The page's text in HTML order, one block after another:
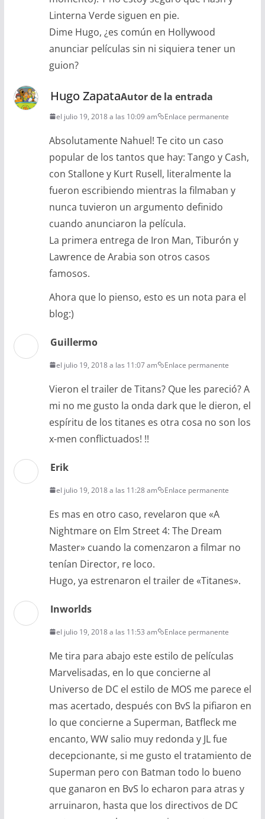
Linterna Verde siguen en pie.
Dime Hugo, ¿es común en Hollywood
anunciar películas sin ni siquiera tener un
guion?
Hugo ZapataAutor de la entrada
el julio 19, 2018 a las 10:09 am Enlace permanente
Absolutamente Nahuel! Te cito un caso
popular de los tantos que hay: Tango y Cash,
con Stallone y Kurt Rusell, literalmente la
fueron escribiendo mientras la filmaban y
nunca tuvieron un argumento definido
cuando anunciaron la película.
La primera entrega de Iron Man, Tiburón y
Lawrence de Arabia son otros casos
famosos.
Ahora que lo pienso, esto es un nota para el
blog:)
Guillermo
el julio 19, 2018 a las 11:07 am Enlace permanente
Vieron el trailer de Titans? Que les pareció? A
mi no me gusto la onda dark que le dieron, el
espíritu de los titanes es otra cosa no son los
x-men conflictuados! !!
Erik
el julio 19, 2018 a las 11:28 am Enlace permanente
Es mas en otro caso, revelaron que «A
Nightmare on Elm Street 4: The Dream
Master» cuando la comenzaron a filmar no
tenían Director, re loco.
Hugo, ya estrenaron el trailer de «Titanes».
Inworlds
el julio 19, 2018 a las 11:53 am Enlace permanente
Me tira para abajo este estilo de películas
Marvelisadas, en lo que concierne al
Universo de DC el estilo de MOS me parece el
mas acertado, después con BvS la pifiaron en
lo que concierne a Superman, Batfleck me
encanto, WW salio muy redonda y JL fue
decepcionante, si me gusto el tratamiento de
Superman pero con Batman todo lo bueno
que ganaron en BvS lo echaron para atras y
arruinaron, hasta que los directivos de DC